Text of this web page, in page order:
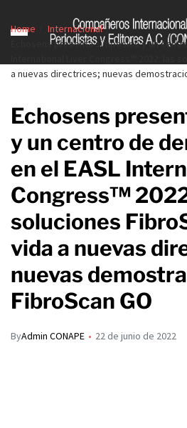
Home
Internacional
Echosens presenta simposios y un
International Liver Congress™ 2022: las
a nuevas directrices; nuevas
Echosens
y un centro de
en el EASL
Congress™
soluciones
vida a nuevas
nuevas
FibroScan GO
ByAdmin CONAPE 22 de junio de 2022